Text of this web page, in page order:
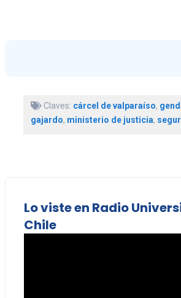
Claves: cárcel de valparaíso,
gajardo, ministerio de justicia,
Lo viste en Radio
Chile